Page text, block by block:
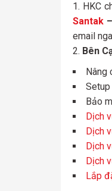
HKC
Santak –
email
Bên
Nâng
Setup
Bảo
Dịch
Dịch
Dịch
Dịch
Lắp